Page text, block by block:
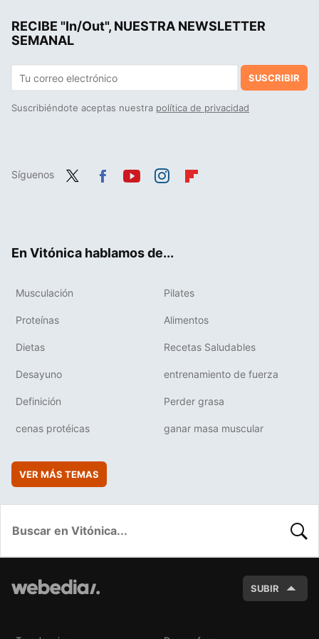
RECIBE "In/Out", NUESTRA NEWSLETTER
SEMANAL
SUSCRIBIR
Suscribiéndote aceptas nuestra política de privacidad
Síguenos
En Vitónica hablamos de...
Musculación Pilates
Proteínas Alimentos
Dietas Recetas Saludables
Desayuno entrenamiento de fuerza
Definición Perder grasa
cenas protéicas ganar masa muscular
VER MÁS TEMAS
SUBIR